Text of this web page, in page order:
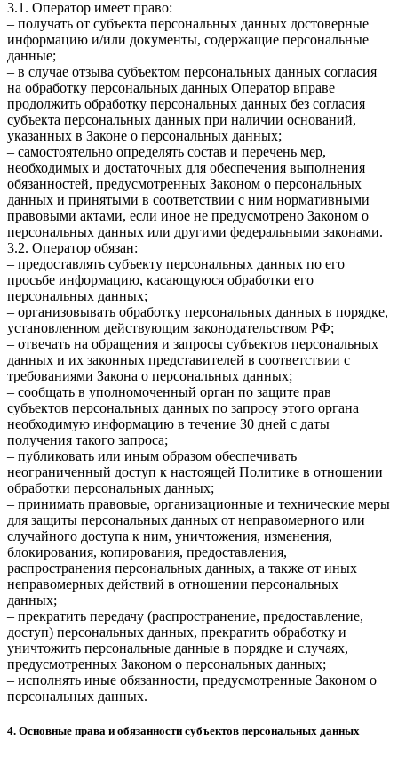
3.1. Оператор имеет право:
– получать от субъекта персональных данных достоверные
информацию и/или документы, содержащие персональные
данные;
– в случае отзыва субъектом персональных данных согласия
на обработку персональных данных Оператор вправе
продолжить обработку персональных данных без согласия
субъекта персональных данных при наличии оснований,
указанных в Законе о персональных данных;
– самостоятельно определять состав и перечень мер,
необходимых и достаточных для обеспечения выполнения
обязанностей, предусмотренных Законом о персональных
данных и принятыми в соответствии с ним нормативными
правовыми актами, если иное не предусмотрено Законом о
персональных данных или другими федеральными законами.
3.2. Оператор обязан:
– предоставлять субъекту персональных данных по его
просьбе информацию, касающуюся обработки его
персональных данных;
– организовывать обработку персональных данных в порядке,
установленном действующим законодательством РФ;
– отвечать на обращения и запросы субъектов персональных
данных и их законных представителей в соответствии с
требованиями Закона о персональных данных;
– сообщать в уполномоченный орган по защите прав
субъектов персональных данных по запросу этого органа
необходимую информацию в течение 30 дней с даты
получения такого запроса;
– публиковать или иным образом обеспечивать
неограниченный доступ к настоящей Политике в отношении
обработки персональных данных;
– принимать правовые, организационные и технические меры
для защиты персональных данных от неправомерного или
случайного доступа к ним, уничтожения, изменения,
блокирования, копирования, предоставления,
распространения персональных данных, а также от иных
неправомерных действий в отношении персональных
данных;
– прекратить передачу (распространение, предоставление,
доступ) персональных данных, прекратить обработку и
уничтожить персональные данные в порядке и случаях,
предусмотренных Законом о персональных данных;
– исполнять иные обязанности, предусмотренные Законом о
персональных данных.
4. Основные права и обязанности субъектов персональных данных